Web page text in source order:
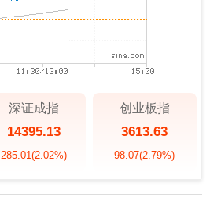
深证成指
14395.13
285.01(2.02%)
创业板指
3613.63
98.07(2.79%)